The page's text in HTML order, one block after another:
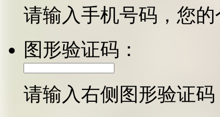
请输入手机号码，您
图形验证码：
请输入右侧图形验证码